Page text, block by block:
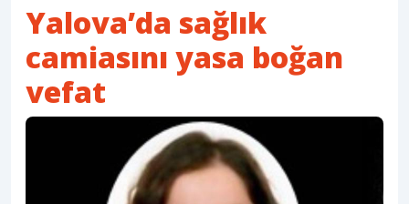
Yalova’da sağlık
camiasını yasa boğan
vefat